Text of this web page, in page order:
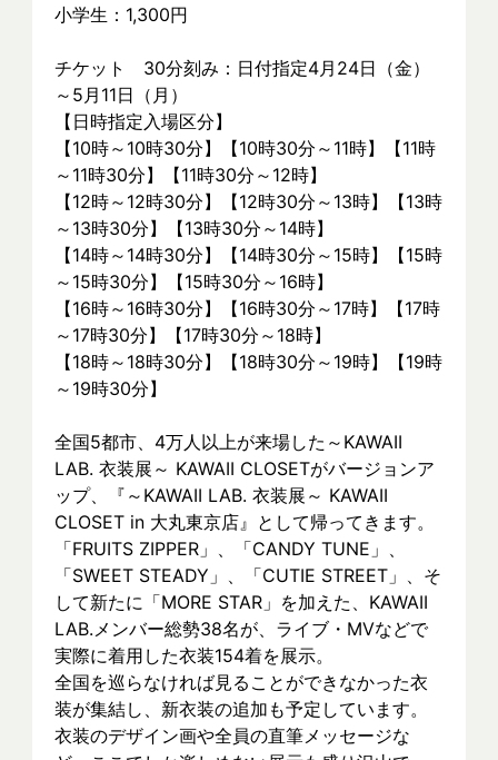
小学生：1,300円
チケット　30分刻み：日付指定4月24日（金）
～5月11日（月）
【日時指定入場区分】
【10時～10時30分】【10時30分～11時】【11時
～11時30分】【11時30分～12時】
【12時～12時30分】【12時30分～13時】【13時
～13時30分】【13時30分～14時】
【14時～14時30分】【14時30分～15時】【15時
～15時30分】【15時30分～16時】
【16時～16時30分】【16時30分～17時】【17時
～17時30分】【17時30分～18時】
【18時～18時30分】【18時30分～19時】【19時
～19時30分】
全国5都市、4万⼈以上が来場した～KAWAII
LAB. 衣装展～ KAWAII CLOSETがバージョンア
ップ、『～KAWAII LAB. 衣装展～ KAWAII
CLOSET in 大丸東京店』として帰ってきます。
「FRUITS ZIPPER」、「CANDY TUNE」、
「SWEET STEADY」、「CUTIE STREET」、そ
して新たに「MORE STAR」を加えた、KAWAII
LAB.メンバー総勢38名が、ライブ・MVなどで
実際に着⽤した衣装154着を展示。
全国を巡らなければ見ることができなかった衣
装が集結し、新⾐装の追加も予定しています。
衣装のデザイン画や全員の直筆メッセージな